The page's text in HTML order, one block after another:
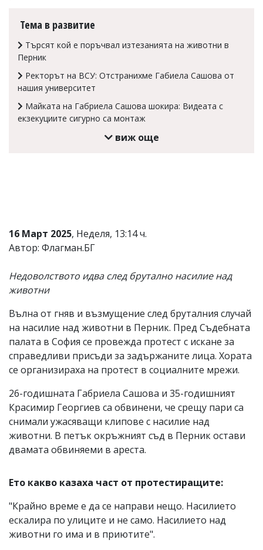
въвеждат
читателите
носи
сигнализирайте
ни!
Тема в развитие
Търсят кой е поръчвал изтезанията на животни в
Перник
Ректорът на ВСУ: Отстранихме Габиела Сашова от
нашия университет
Майката на Габриела Сашова шокира: Видеата с
екзекуциите сигурно са монтаж
виж още
16 Март 2025, Неделя, 13:14 ч.
Автор: Флагман.БГ
Недоволството идва след брутално насилие над
животни
Вълна от гняв и възмущение след бруталния случай
на насилие над животни в Перник. Пред Съдебната
палата в София се провежда протест с искане за
справедливи присъди за задържаните лица. Хората
се организираха на протест в социалните мрежи.
26-годишната Габриела Сашова и 35-годишният
Красимир Георгиев са обвинени, че срещу пари са
снимали ужасяващи клипове с насилие над
животни. В петък окръжният съд в Перник остави
двамата обвиняеми в ареста.
Ето какво казаха част от протестиращите:
"Крайно време е да се направи нещо. Насилието
ескалира по улиците и не само. Насилието над
животни го има и в приютите".